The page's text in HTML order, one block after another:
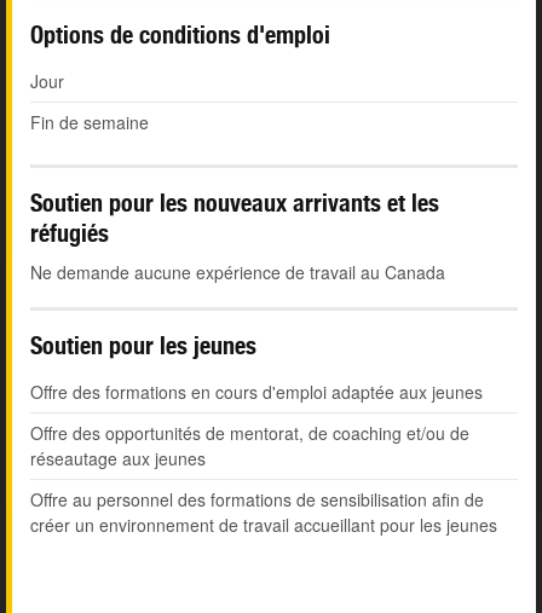
Options de conditions d'emploi
Jour
Fin de semaine
Soutien pour les nouveaux arrivants et les
réfugiés
Ne demande aucune expérience de travail au Canada
Soutien pour les jeunes
Offre des formations en cours d'emploi adaptée aux jeunes
Offre des opportunités de mentorat, de coaching et/ou de
réseautage aux jeunes
Offre au personnel des formations de sensibilisation afin de
créer un environnement de travail accueillant pour les jeunes